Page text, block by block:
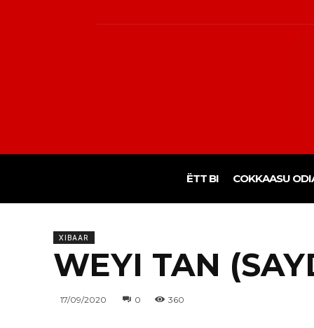
ËTT BI COKKAASU
XIBAAR
WEYI TAN
17/09/2020 0 360